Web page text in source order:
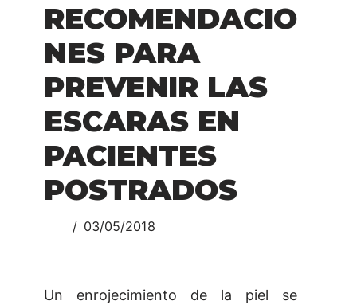
RECOMENDACIO
NES PARA
PREVENIR LAS
ESCARAS EN
PACIENTES
POSTRADOS
03/05/2018
Un enrojecimiento de la piel se